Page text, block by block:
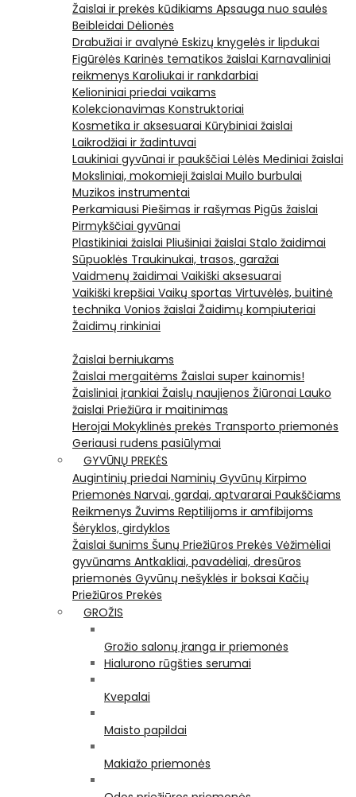
Žaislai ir prekės kūdikiams Apsauga nuo saulės
Beibleidai Dėlionės
Drabužiai ir avalynė Eskizų knygelės ir lipdukai
Figūrėlės Karinės tematikos žaislai Karnavaliniai
reikmenys Karoliukai ir rankdarbiai
Kelioniniai priedai vaikams
Kolekcionavimas Konstruktoriai
Kosmetika ir aksesuarai Kūrybiniai žaislai
Laikrodžiai ir žadintuvai
Laukiniai gyvūnai ir paukščiai Lėlės Mediniai žaislai
Moksliniai, mokomieji žaislai Muilo burbulai
Muzikos instrumentai
Perkamiausi Piešimas ir rašymas Pigūs žaislai
Pirmykščiai gyvūnai
Plastikiniai žaislai Pliušiniai žaislai Stalo žaidimai
Sūpuoklės Traukinukai, trasos, garažai
Vaidmenų žaidimai Vaikiški aksesuarai
Vaikiški krepšiai Vaikų sportas Virtuvėlės, buitinė
technika Vonios žaislai Žaidimų kompiuteriai
Žaidimų rinkiniai
Žaislai berniukams
Žaislai mergaitėms Žaislai super kainomis!
Žaisliniai įrankiai Žaislų naujienos Žiūronai Lauko
žaislai Priežiūra ir maitinimas
Herojai Mokyklinės prekės Transporto priemonės
Geriausi rudens pasiūlymai
GYVŪNŲ PREKĖS
Augintinių priedai Naminių Gyvūnų Kirpimo
Priemonės Narvai, gardai, aptvararai Paukščiams
Reikmenys Žuvims Reptilijoms ir amfibijoms
Šėryklos, girdyklos
Žaislai šunims Šunų Priežiūros Prekės Vėžimėliai
gyvūnams Antkakliai, pavadėliai, dresūros
priemonės Gyvūnų nešyklės ir boksai Kačių
Priežiūros Prekės
GROŽIS
Grožio salonų įranga ir priemonės
Hialurono rūgšties serumai
Kvepalai
Maisto papildai
Makiažo priemonės